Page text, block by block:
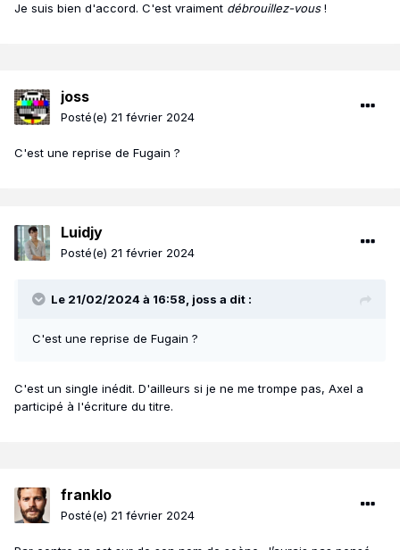
Je suis bien d'accord. C'est vraiment débrouillez-vous!
joss
Posté(e) 21 février 2024
C'est une reprise de Fugain ?
Luidjy
Posté(e) 21 février 2024
Le 21/02/2024 à 16:58, joss a dit :
C'est une reprise de Fugain ?
C'est un single inédit. D'ailleurs si je ne me trompe pas, Axel a
participé à l'écriture du titre.
franklo
Posté(e) 21 février 2024